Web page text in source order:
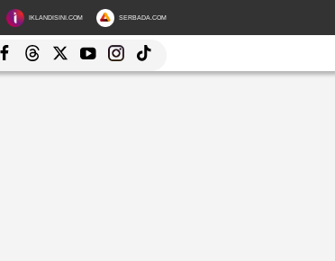
IKLANDISINI.COM SERBADA.COM